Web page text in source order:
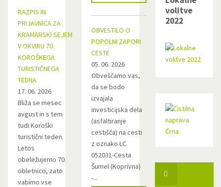
RAZPIS IN
PRIJAVNICA ZA
KRAMARSKI SEJEM
V OKVIRU 70.
KOROŠKEGA
TURISTIČNEGA
TEDNA
17. 06. 2026
Bliža se mesec
avgust in s tem
tudi Koroški
turistični teden.
Letos
obeležujemo 70.
obletnico, zato
vabimo vse
OBVESTILO O
POPOLNI ZAPORI
CESTE
05. 06. 2026
Obveščamo vas,
da se bodo
izvajala
investicijska dela
(asfaltiranje
cestišča) na cesti
z oznako LC
052031-Cesta
Šumel (Koprivna)
-...
volitve
2022